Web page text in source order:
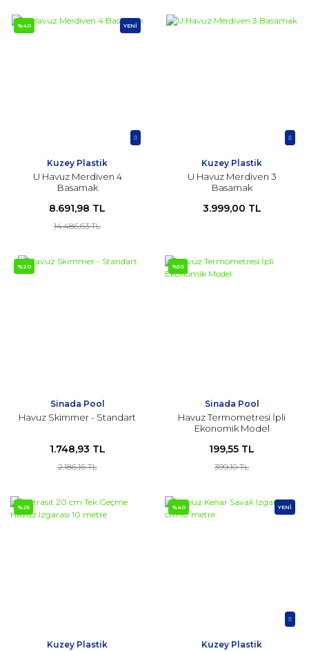
%40 YENİ
Kuzey Plastik
U Havuz Merdiven 4
Basamak
8.691,98 TL
14.486,63 TL
Kuzey Plastik
U Havuz Merdiven 3
Basamak
3.999,00 TL
%20
Sinada Pool
Havuz Skimmer - Standart
1.748,93 TL
2.186,16 TL
%50
Sinada Pool
Havuz Termometresi İpli
Ekonomik Model
199,55 TL
399,10 TL
%25
Kuzey Plastik
%40 YENİ
Kuzey Plastik